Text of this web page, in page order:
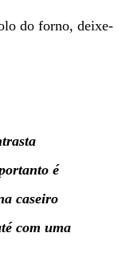
do forno, deixe-
é
caseiro
com uma